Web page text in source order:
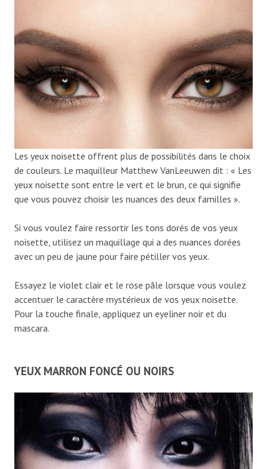
Les yeux noisette offrent plus de possibilités dans le choix
de couleurs. Le maquilleur Matthew VanLeeuwen dit : « Les
yeux noisette sont entre le vert et le brun, ce qui signifie
que vous pouvez choisir les nuances des deux familles ».
Si vous voulez faire ressortir les tons dorés de vos yeux
noisette, utilisez un maquillage qui a des nuances dorées
avec un peu de jaune pour faire pétiller vos yeux.
Essayez le violet clair et le rose pâle lorsque vous voulez
accentuer le caractère mystérieux de vos yeux noisette.
Pour la touche finale, appliquez un eyeliner noir et du
mascara.
YEUX MARRON FONCÉ OU NOIRS